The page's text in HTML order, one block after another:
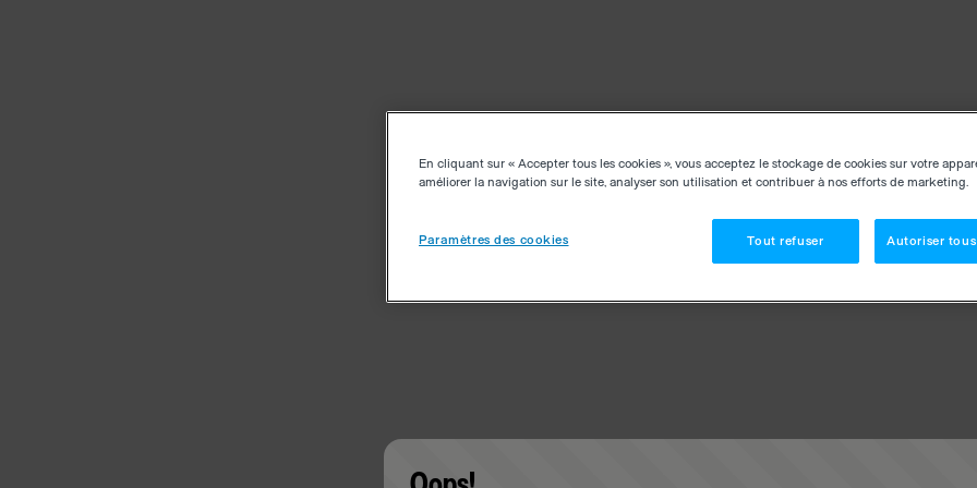
En cliquant sur « Accepter tous les cookies », vous acceptez le stockage de cookies sur votre
améliorer la navigation sur le site, analyser son utilisation et contribuer à nos efforts de marketing.
Paramètres des cookies Tout refuser Autoriser